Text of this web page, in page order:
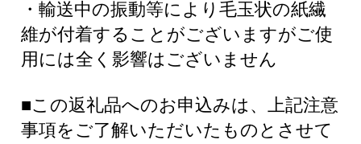
・輸送中の振動等により毛玉状の紙繊
維が付着することがございますがご使
用には全く影響はございません
■この返礼品へのお申込みは、上記注意
事項をご了解いただいたものとさせて